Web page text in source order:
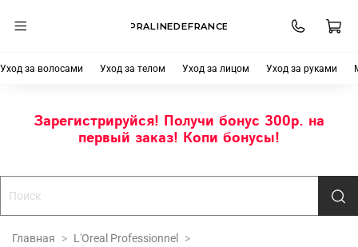
PRALINEDEFRANCE
Уход за волосами Уход за телом Уход за лицом Уход за руками
Зарегистрируйся! Получи бонус 300р. на
первый заказ! Копи бонусы!
Главная
L'Oreal Professionnel